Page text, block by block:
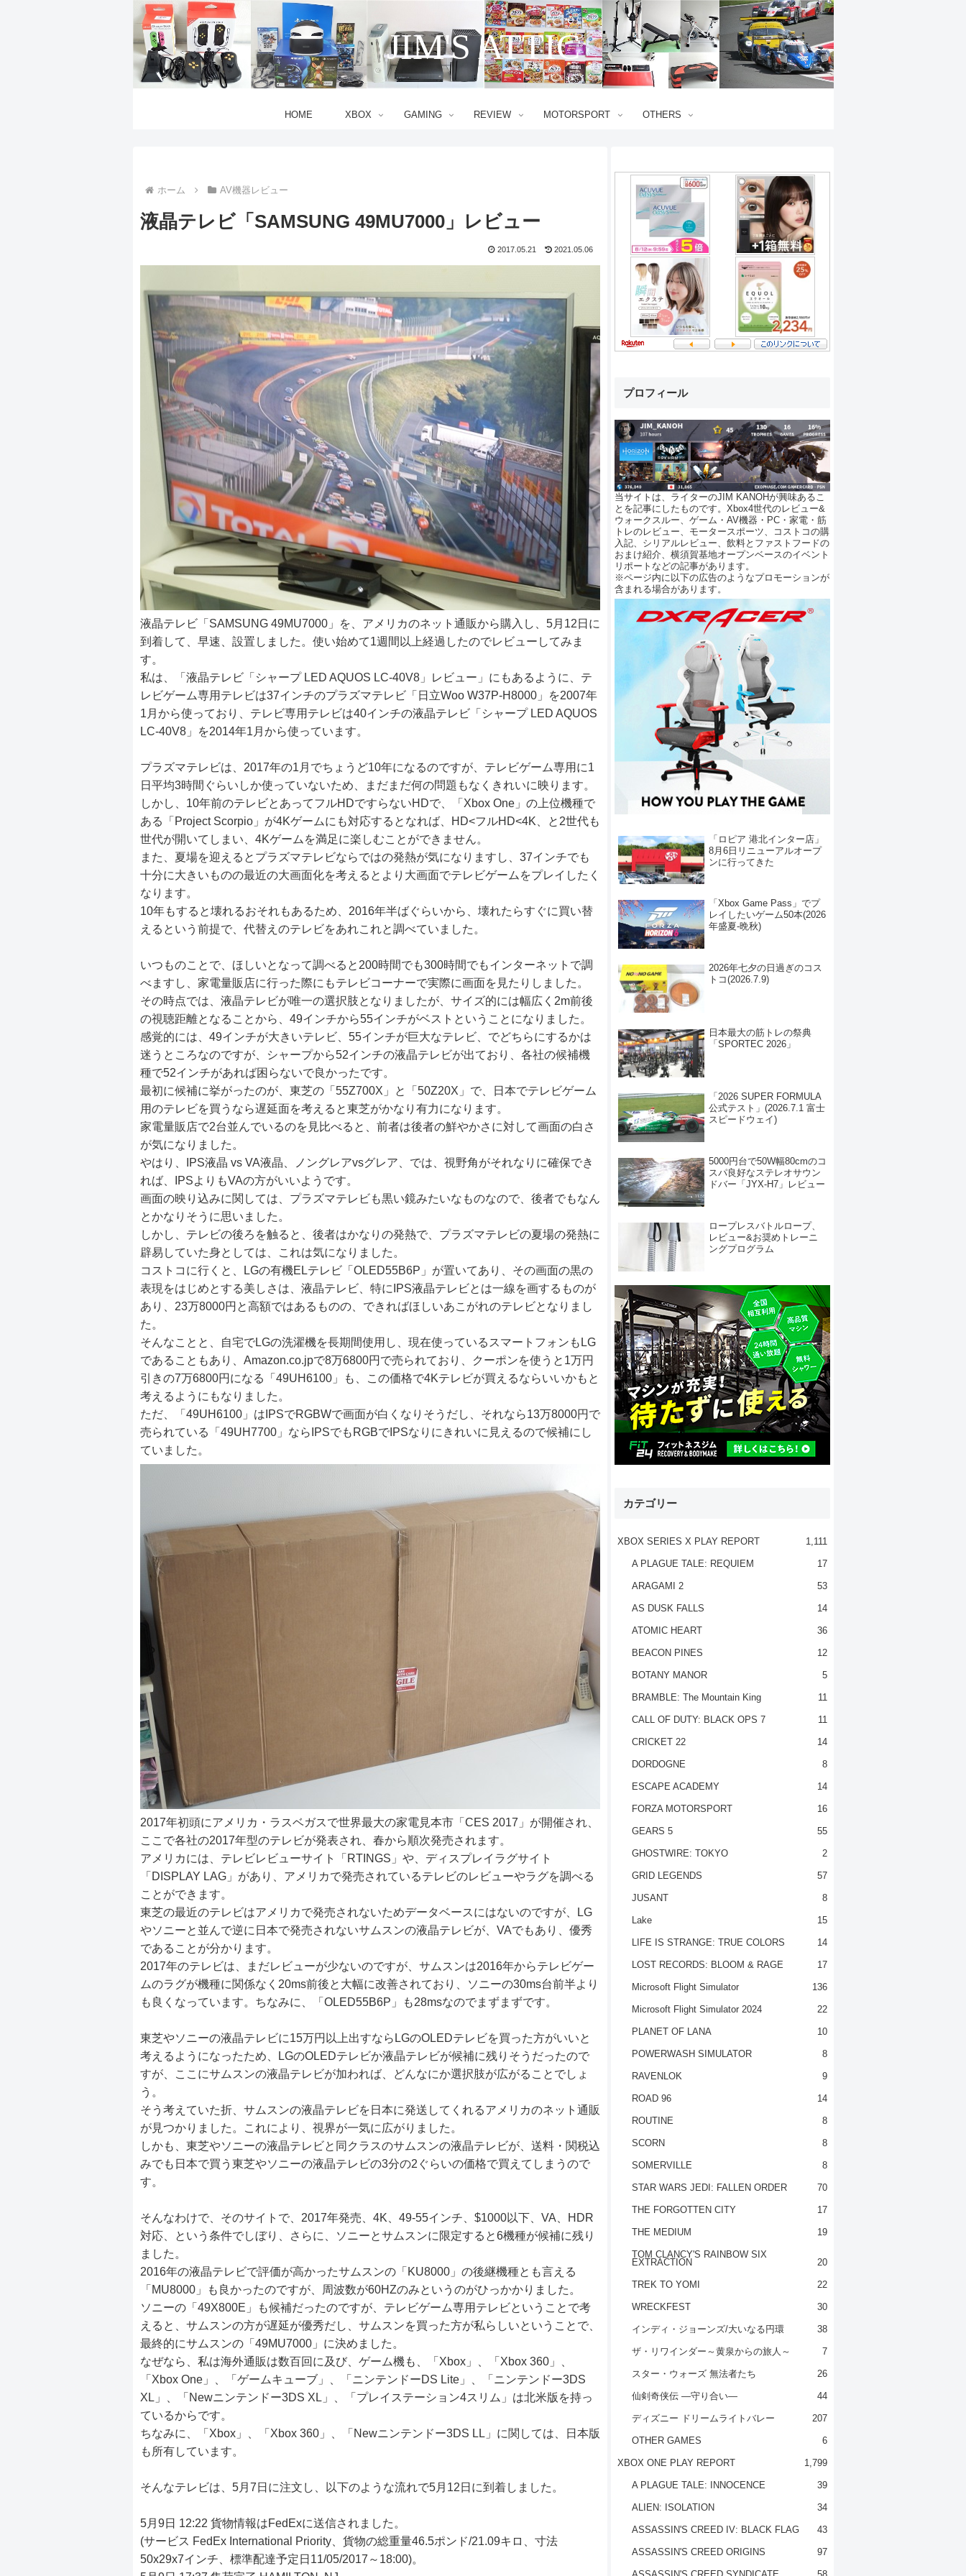
JIM'S ATTIC
HOME XBOX GAMING REVIEW MOTORSPORT OTHERS
ホーム AV機器レビュー
液晶テレビ「SAMSUNG 49MU7000」レビュー
2017.05.21 2021.05.06
液晶テレビ「SAMSUNG 49MU7000」を、アメリカのネット通販から購入し、5月12日に
到着して、早速、設置しました。使い始めて1週間以上経過したのでレビューしてみま
す。
私は、「液晶テレビ「シャープ LED AQUOS LC-40V8」レビュー」にもあるように、テ
レビゲーム専用テレビは37インチのプラズマテレビ「日立Woo W37P-H8000」を2007年
1月から使っており、テレビ専用テレビは40インチの液晶テレビ「シャープ LED AQUOS
LC-40V8」を2014年1月から使っています。
プラズマテレビは、2017年の1月でちょうど10年になるのですが、テレビゲーム専用に1
日平均3時間ぐらいしか使っていないため、まだまだ何の問題もなくきれいに映ります。
しかし、10年前のテレビとあってフルHDですらないHDで、「Xbox One」の上位機種で
ある「Project Scorpio」が4Kゲームにも対応するとなれば、HD<フルHD<4K、と2世代も
世代が開いてしまい、4Kゲームを満足に楽しむことができません。
また、夏場を迎えるとプラズマテレビならではの発熱が気になりますし、37インチでも
十分に大きいものの最近の大画面化を考えるとより大画面でテレビゲームをプレイしたく
なります。
10年もすると壊れるおそれもあるため、2016年半ばぐらいから、壊れたらすぐに買い替
えるという前提で、代替えのテレビをあれこれと調べていました。
いつものことで、ほしいとなって調べると200時間でも300時間でもインターネットで調
べますし、家電量販店に行った際にもテレビコーナーで実際に画面を見たりしました。
その時点では、液晶テレビが唯一の選択肢となりましたが、サイズ的には幅広く2m前後
の視聴距離となることから、49インチから55インチがベストということになりました。
感覚的には、49インチが大きいテレビ、55インチが巨大なテレビ、でどちらにするかは
迷うところなのですが、シャープから52インチの液晶テレビが出ており、各社の候補機
種で52インチがあれば困らないで良かったです。
最初に候補に挙がったのが、東芝の「55Z700X」と「50Z20X」で、日本でテレビゲーム
用のテレビを買うなら遅延面を考えると東芝がかなり有力になります。
家電量販店で2台並んでいるのを見比べると、前者は後者の鮮やかさに対して画面の白さ
が気になりました。
やはり、IPS液晶 vs VA液晶、ノングレアvsグレア、では、視野角がそれなりに確保でき
れば、IPSよりもVAの方がいいようです。
画面の映り込みに関しては、プラズマテレビも黒い鏡みたいなものなので、後者でもなん
とかなりそうに思いました。
しかし、テレビの後ろを触ると、後者はかなりの発熱で、プラズマテレビの夏場の発熱に
辟易していた身としては、これは気になりました。
コストコに行くと、LGの有機ELテレビ「OLED55B6P」が置いてあり、その画面の黒の
表現をはじめとする美しさは、液晶テレビ、特にIPS液晶テレビとは一線を画するものが
あり、23万8000円と高額ではあるものの、できればほしいあこがれのテレビとなりまし
た。
そんなことと、自宅でLGの洗濯機を長期間使用し、現在使っているスマートフォンもLG
であることもあり、Amazon.co.jpで8万6800円で売られており、クーポンを使うと1万円
引きの7万6800円になる「49UH6100」も、この価格で4Kテレビが買えるならいいかもと
考えるようにもなりました。
ただ、「49UH6100」はIPSでRGBWで画面が白くなりそうだし、それなら13万8000円で
売られている「49UH7700」ならIPSでもRGBでIPSなりにきれいに見えるので候補にし
ていました。
2017年初頭にアメリカ・ラスベガスで世界最大の家電見本市「CES 2017」が開催され、
ここで各社の2017年型のテレビが発表され、春から順次発売されます。
アメリカには、テレビレビューサイト「RTINGS」や、ディスプレイラグサイト
「DISPLAY LAG」があり、アメリカで発売されているテレビのレビューやラグを調べる
ことができます。
東芝の最近のテレビはアメリカで発売されないためデータベースにはないのですが、LG
やソニーと並んで逆に日本で発売されないサムスンの液晶テレビが、VAでもあり、優秀
であることが分かります。
2017年のテレビは、まだレビューが少ないのですが、サムスンは2016年からテレビゲー
ムのラグが機種に関係なく20ms前後と大幅に改善されており、ソニーの30ms台前半より
も良くなっています。ちなみに、「OLED55B6P」も28msなのでまずまずです。
東芝やソニーの液晶テレビに15万円以上出すならLGのOLEDテレビを買った方がいいと
考えるようになったため、LGのOLEDテレビか液晶テレビが候補に残りそうだったので
すが、ここにサムスンの液晶テレビが加われば、どんなにか選択肢が広がることでしょ
う。
そう考えていた折、サムスンの液晶テレビを日本に発送してくれるアメリカのネット通販
が見つかりました。これにより、視界が一気に広がりました。
しかも、東芝やソニーの液晶テレビと同クラスのサムスンの液晶テレビが、送料・関税込
みでも日本で買う東芝やソニーの液晶テレビの3分の2ぐらいの価格で買えてしまうので
す。
そんなわけで、そのサイトで、2017年発売、4K、49-55インチ、$1000以下、VA、HDR
対応、という条件でしぼり、さらに、ソニーとサムスンに限定すると6機種が候補に残り
ました。
2016年の液晶テレビで評価が高かったサムスンの「KU8000」の後継機種とも言える
「MU8000」も良かったのですが、周波数が60HZのみというのがひっかかりました。
ソニーの「49X800E」も候補だったのですが、テレビゲーム専用テレビということで考
えると、サムスンの方が遅延が優秀だし、サムスンを買った方が私らしいということで、
最終的にサムスンの「49MU7000」に決めました。
なぜなら、私は海外通販は数百回に及び、ゲーム機も、「Xbox」、「Xbox 360」、
「Xbox One」、「ゲームキューブ」、「ニンテンドーDS Lite」、「ニンテンドー3DS
XL」、「Newニンテンドー3DS XL」、「プレイステーション4スリム」は北米版を持っ
ているからです。
ちなみに、「Xbox」、「Xbox 360」、「Newニンテンドー3DS LL」に関しては、日本版
も所有しています。
そんなテレビは、5月7日に注文し、以下のような流れで5月12日に到着しました。
5月9日 12:22 貨物情報はFedExに送信されました。
(サービス FedEx International Priority、貨物の総重量46.5ポンド/21.09キロ、寸法
50x29x7インチ、標準配達予定日11/05/2017～18:00)。
プロフィール
当サイトは、ライターのJIM KANOHが興味あるこ
とを記事にしたものです。Xbox4世代のレビュー&
ウォークスルー、ゲーム・AV機器・PC・家電・筋
トレのレビュー、モータースポーツ、コストコの購
入記、シリアルレビュー、飲料とファストフードの
おまけ紹介、横須賀基地オープンベースのイベント
リポートなどの記事があります。
※ページ内に以下の広告のようなプロモーションが
含まれる場合があります。
「ロピア 港北インター店」
8月6日リニューアルオープ
ンに行ってきた
「Xbox Game Pass」でプ
レイしたいゲーム50本(2026
年盛夏-晩秋)
2026年七夕の日過ぎのコス
トコ(2026.7.9)
日本最大の筋トレの祭典
「SPORTEC 2026」
「2026 SUPER FORMULA
公式テスト」(2026.7.1 富士
スピードウェイ)
5000円台で50W幅80cmのコ
スパ良好なステレオサウン
ドバー「JYX-H7」レビュー
ロープレスバトルロープ、
レビュー&お奨めトレーニ
ングプログラム
カテゴリー
XBOX SERIES X PLAY REPORT 1,111
A PLAGUE TALE: REQUIEM 17
ARAGAMI 2 53
AS DUSK FALLS 14
ATOMIC HEART 36
BEACON PINES 12
BOTANY MANOR 5
BRAMBLE: The Mountain King 11
CALL OF DUTY: BLACK OPS 7 11
CRICKET 22 14
DORDOGNE 8
ESCAPE ACADEMY 14
FORZA MOTORSPORT 16
GEARS 5 55
GHOSTWIRE: TOKYO 2
GRID LEGENDS 57
JUSANT 8
Lake 15
LIFE IS STRANGE: TRUE COLORS 14
LOST RECORDS: BLOOM & RAGE 17
Microsoft Flight Simulator 136
Microsoft Flight Simulator 2024 22
PLANET OF LANA 10
POWERWASH SIMULATOR 8
RAVENLOK 9
ROAD 96 14
ROUTINE 8
SCORN 8
SOMERVILLE 8
STAR WARS JEDI: FALLEN ORDER 70
THE FORGOTTEN CITY 17
THE MEDIUM 19
TOM CLANCY'S RAINBOW SIX
EXTRACTION 20
TREK TO YOMI 22
WRECKFEST 30
インディ・ジョーンズ/大いなる円環 38
ザ・リワインダー～黄泉からの旅人～ 7
スター・ウォーズ 無法者たち 26
仙剣奇侠伝 ―守り合い― 44
ディズニー ドリームライトバレー 207
OTHER GAMES 6
XBOX ONE PLAY REPORT 1,799
A PLAGUE TALE: INNOCENCE 39
ALIEN: ISOLATION 34
ASSASSIN'S CREED IV: BLACK FLAG 43
ASSASSIN'S CREED ORIGINS 97